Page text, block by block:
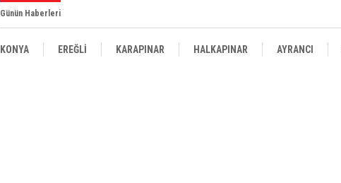
Günün Haberleri
KONYA EREĞLİ KARAPINAR HALKAPINAR AYRANCI